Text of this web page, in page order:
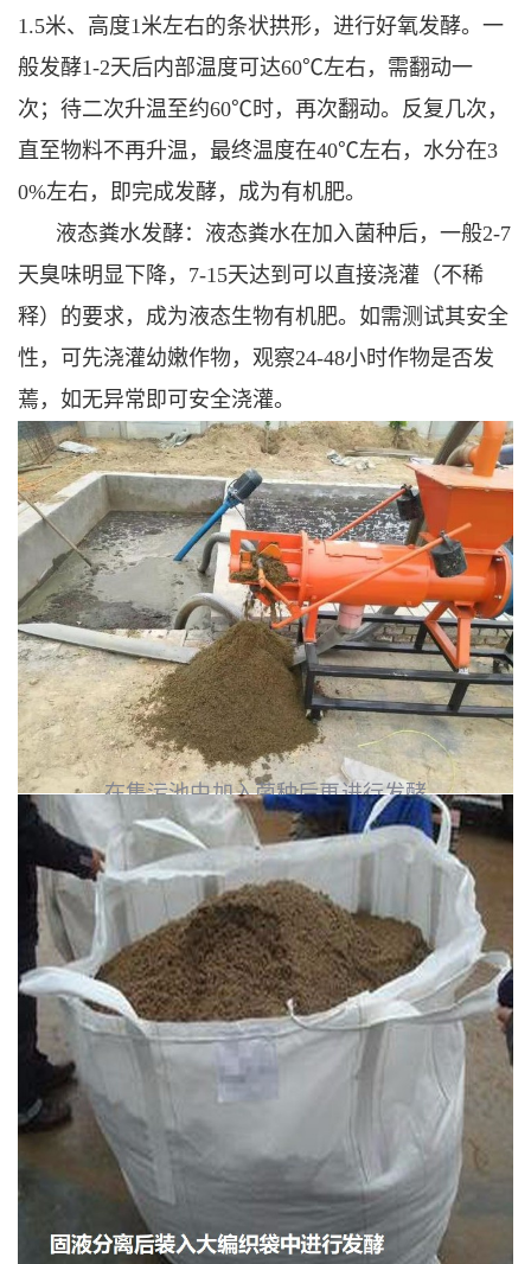
1.5米、高度1米左右的条状拱形，进行好氧发酵。一
般发酵1-2天后内部温度可达60℃左右，需翻动一
次；待二次升温至约60℃时，再次翻动。反复几次，
直至物料不再升温，最终温度在40℃左右，水分在3
0%左右，即完成发酵，成为有机肥。
液态粪水发酵：液态粪水在加入菌种后，一般2-7
天臭味明显下降，7-15天达到可以直接浇灌（不稀
释）的要求，成为液态生物有机肥。如需测试其安全
性，可先浇灌幼嫩作物，观察24-48小时作物是否发
蔫，如无异常即可安全浇灌。
在集污池中加入菌种后再进行发酵